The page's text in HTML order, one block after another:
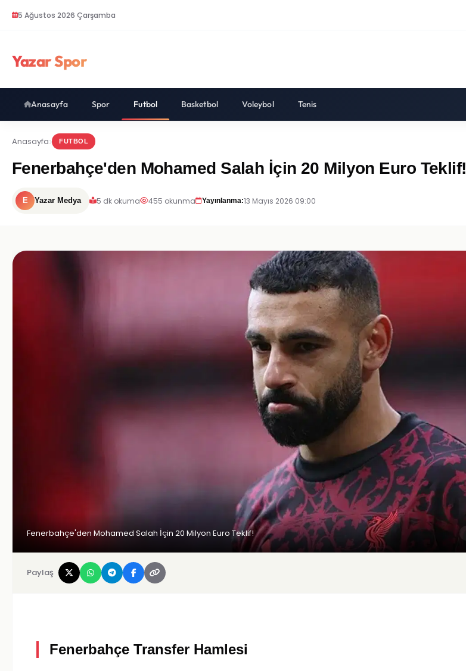
5 Ağustos 2026 Çarşamba
Yazar Spor
Anasayfa Spor Futbol Basketbol Voleybol Tenis
Anasayfa FUTBOL
Fenerbahçe'den Mohamed Salah İçin 20 Milyon Euro Teklif!
E Yazar Medya 5 dk okuma 455 okunma Yayınlanma:13 Mayıs 2026 09:00
Fenerbahçe'den Mohamed Salah İçin 20 Milyon Euro Teklif!
Paylaş
Fenerbahçe Transfer Hamlesi